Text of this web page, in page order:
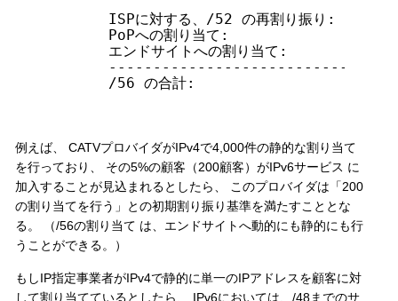
ISPに対する、/52 の再割り振り:  16 x
PoPへの割り当て:                20
エンドサイトへの割り当て:       170
/56 の合計:
例えば、 CATVプロバイダがIPv4で4,000件の静的な割り当て
を行っており、 その5%の顧客（200顧客）がIPv6サービス に
加入することが見込まれるとしたら、 このプロバイダは「200
の割り当てを行う」との初期割り振り基準を満たすこととな
る。 （/56の割り当て は、エンドサイトへ動的にも静的にも行
うことができる。）
もしIP指定事業者がIPv4で静的に単一のIPアドレスを顧客に対
して割り当てているとしたら、 IPv6においては、/48までのサ